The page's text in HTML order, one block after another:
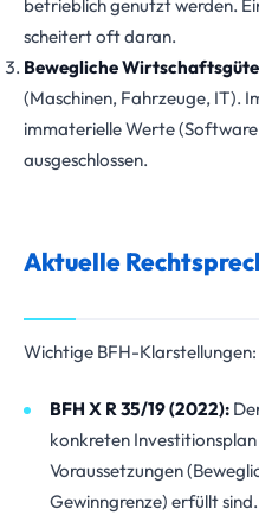
betrieblich genutzt werden.
scheitert oft daran.
Bewegliche
(Maschinen, Fahrzeuge, IT).
immaterielle Werte
ausgeschlossen.
Aktuelle
Wichtige BFH-Klarstellungen:
BFH X R 35/19 (2022):
konkreten
Voraussetzungen
Gewinngrenze) erfüllt sind.